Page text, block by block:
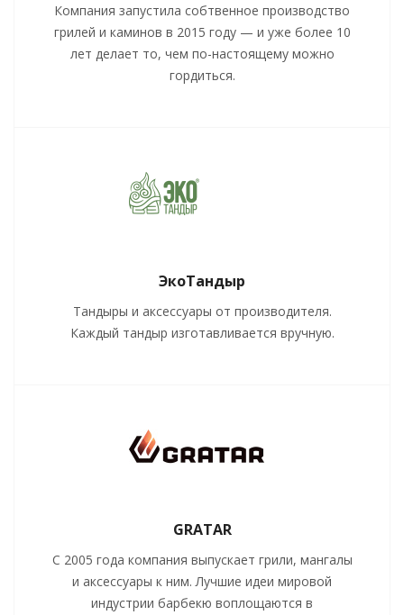
Компания запустила собтвенное производство
грилей и каминов в 2015 году — и уже более 10
лет делает то, чем по-настоящему можно
гордиться.
ЭкоТандыр
Тандыры и аксессуары от производителя.
Каждый тандыр изготавливается вручную.
GRATAR
С 2005 года компания выпускает грили, мангалы
и аксессуары к ним. Лучшие идеи мировой
индустрии барбекю воплощаются в